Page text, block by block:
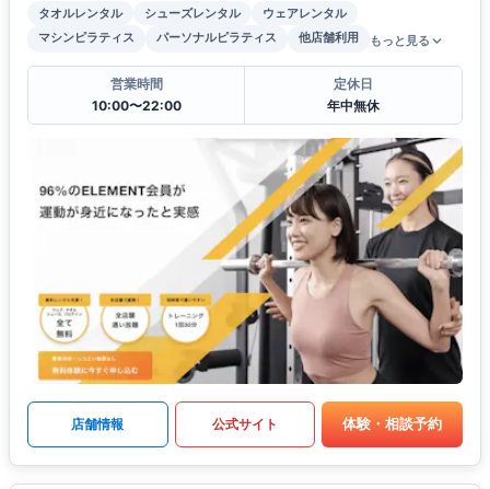
タオルレンタル シューズレンタル
ウェアレンタル
マシンピラティス
パーソナルピラティス 他店舗利用 もっと見る
営業時間
10:00〜22:00
定休日
年中無休
店舗情報 公式サイト 体験・相談予約